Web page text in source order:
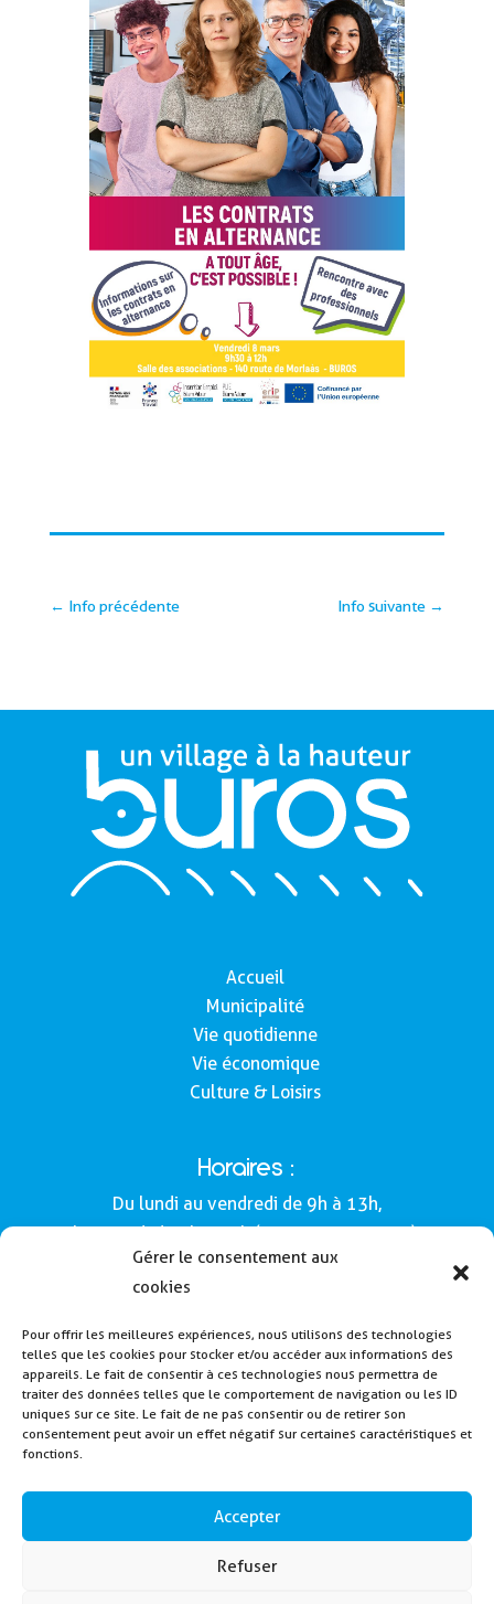
Gérer le consentement aux
cookies
Pour offrir les meilleures expériences, nous utilisons des technologies
telles que les cookies pour stocker et/ou accéder aux informations des
appareils. Le fait de consentir à ces technologies nous permettra de
traiter des données telles que le comportement de navigation ou les ID
uniques sur ce site. Le fait de ne pas consentir ou de retirer son
consentement peut avoir un effet négatif sur certaines caractéristiques et
fonctions.
Accepter
Refuser
← Info précédente Info suivante →
Accueil
Municipalité
Vie quotidienne
Vie économique
Culture & Loisirs
Horaires :
Du lundi au vendredi de 9h à 13h,
160, route de Morlàas
64160 - Buros
Tél : 05 59 62 54 49
Inscription alerte SMS
Contactez nous